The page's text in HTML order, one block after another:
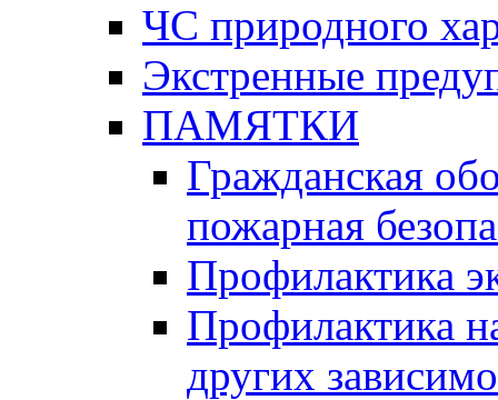
ЧС природного
Экстренные
ПАМЯТКИ
Гражданская
пожарная
Профилактика
Профилактика
других